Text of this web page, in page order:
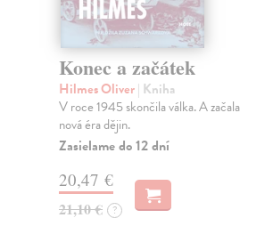
Konec a začátek
Hilmes Oliver| Kniha
V roce 1945 skončila válka. A začala
nová éra dějin.
Zasielame do 12 dní
20,47 €
21,10 € ?